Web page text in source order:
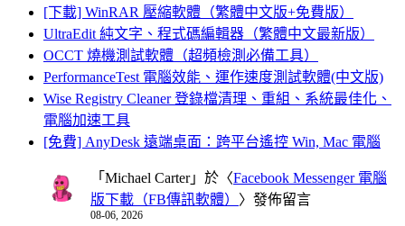
[下載] WinRAR 壓縮軟體（繁體中文版+免費版）
UltraEdit 純文字、程式碼編輯器（繁體中文最新版）
OCCT 燒機測試軟體（超頻檢測必備工具）
PerformanceTest 電腦效能、運作速度測試軟體(中文版)
Wise Registry Cleaner 登錄檔清理、重組、系統最佳化、
電腦加速工具
[免費] AnyDesk 遠端桌面：跨平台遙控 Win, Mac 電腦
「 Michael Carter」於〈Facebook Messenger 電腦
版下載（FB傳訊軟體） 〉發佈留言
08-06, 2026